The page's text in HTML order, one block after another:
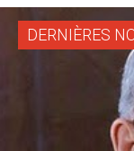
DERNIÈRES